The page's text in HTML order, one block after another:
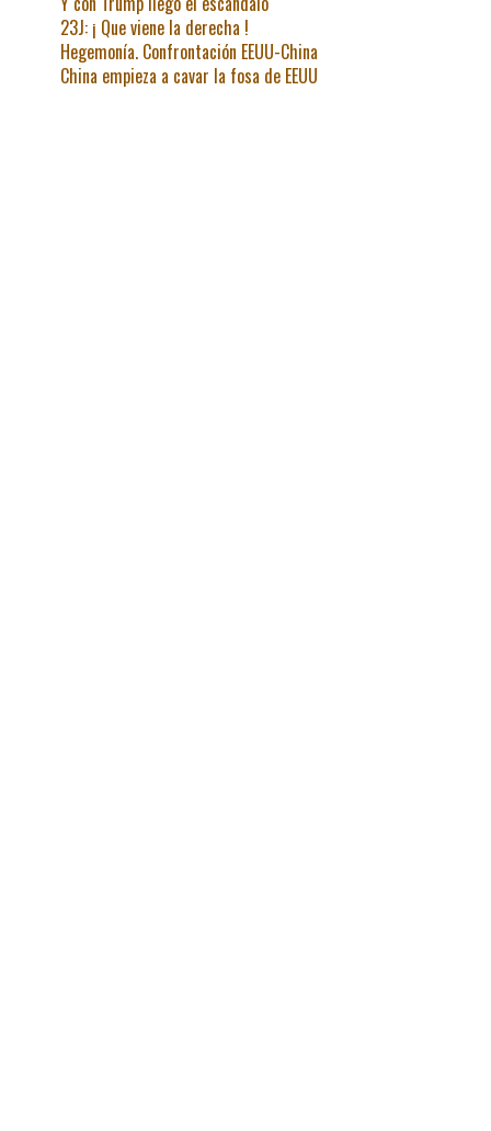
23J: ¡ Que viene la derecha !
Hegemonía. Confrontación EEUU-China
China empieza a cavar la fosa de EEUU